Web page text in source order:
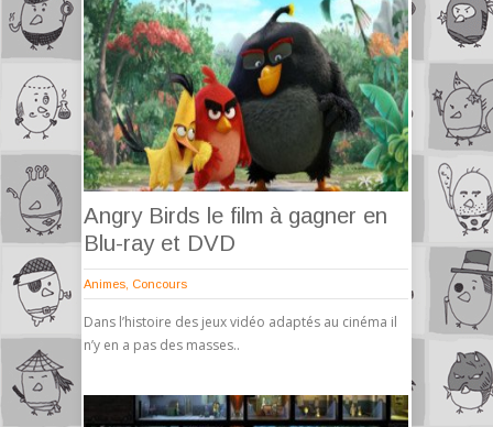
Angry Birds le film à gagner en
Blu-ray et DVD
Animes Concours
Dans l’histoire des jeux vidéo adaptés au cinéma il
n’y en a pas des masses..